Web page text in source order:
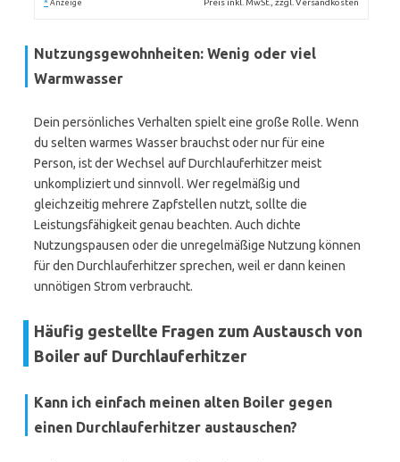
* Anzeige Preis inkl. MwSt., zzgl. Versandkosten
Nutzungsgewohnheiten: Wenig oder viel
Warmwasser
Dein persönliches Verhalten spielt eine große Rolle. Wenn
du selten warmes Wasser brauchst oder nur für eine
Person, ist der Wechsel auf Durchlauferhitzer meist
unkompliziert und sinnvoll. Wer regelmäßig und
gleichzeitig mehrere Zapfstellen nutzt, sollte die
Leistungsfähigkeit genau beachten. Auch dichte
Nutzungspausen oder die unregelmäßige Nutzung können
für den Durchlauferhitzer sprechen, weil er dann keinen
unnötigen Strom verbraucht.
Häufig gestellte Fragen zum Austausch von
Boiler auf Durchlauferhitzer
Kann ich einfach meinen alten Boiler gegen
einen Durchlauferhitzer austauschen?